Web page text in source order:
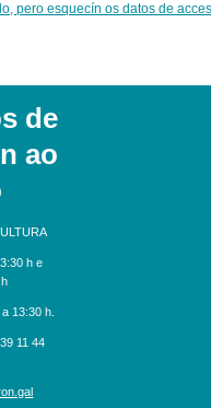
pero esquecín os datos de
de
ao
h e
13:30 h.
11 44